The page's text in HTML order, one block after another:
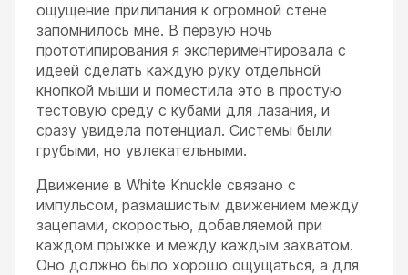
ощущение прилипания к огромной стене
запомнилось мне. В первую ночь
прототипирования я экспериментировала с
идеей сделать каждую руку отдельной
кнопкой мыши и поместила это в простую
тестовую среду с кубами для лазания, и
сразу увидела потенциал. Системы были
грубыми, но увлекательными.
Движение в White Knuckle связано с
импульсом, размашистым движением между
зацепами, скоростью, добавляемой при
каждом прыжке и между каждым захватом.
Оно должно было хорошо ощущаться, а для